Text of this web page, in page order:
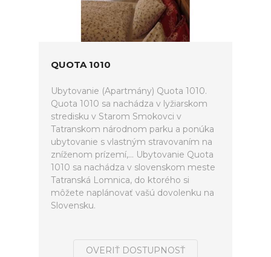
QUOTA 1010
Ubytovanie (Apartmány) Quota 1010.
Quota 1010 sa nachádza v lyžiarskom
stredisku v Starom Smokovci v
Tatranskom národnom parku a ponúka
ubytovanie s vlastným stravovaním na
zníženom prízemí,... Ubytovanie Quota
1010 sa nachádza v slovenskom meste
Tatranská Lomnica, do ktorého si
môžete naplánovať vašú dovolenku na
Slovensku.
OVERIŤ DOSTUPNOSŤ